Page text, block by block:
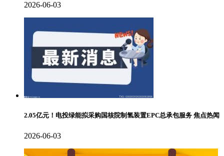
2026-06-03
2.05亿元！电投绿能拟采购国核院制氢装置EPC总承包服务 焦点热闻
2026-06-03